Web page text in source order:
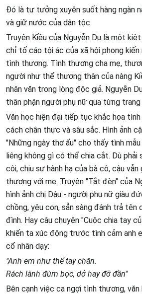
Đó là tư tưởng xuyên suốt hàng ngàn
và giữ nước của dân tộc.
Truyện Kiều của Nguyễn Du là một
chỉ tố cáo tội ác của xã hội phong kiến
tình thương. Tình thương cha mẹ,
người như thể thương thân của nàng
nhân văn trong lòng độc giả. Nguyễn
thân phận người phụ nữ qua từng
Văn học hiện đại tiếp tục khắc họa
cách chân thực và sâu sắc. Hình ảnh
"Những ngày thơ ấu" cho thấy tình
liêng không gì có thể chia cắt. Dù phải
côi, chịu sự hành hạ của bà cô, cậu
thương với mẹ. Truyện "Tắt đèn" của
hình ảnh chị Dậu - người phụ nữ giàu
chồng, yêu con, sẵn sàng đánh trả tên
đình. Hay câu chuyện "Cuộc chia tay
khiến ta xúc động trước tình cảm anh
cổ nhân dạy:
"Anh em như thể tay chân.
Rách lành đùm bọc, dở hay đỡ đần"
Bên cạnh việc ca ngợi tình thương,